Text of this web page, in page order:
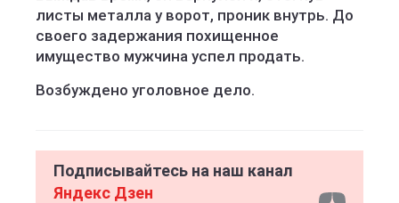
листы металла у ворот, проник внутрь. До
своего задержания похищенное
имущество мужчина успел продать.
Возбуждено уголовное дело.
Подписывайтесь на наш канал
Яндекс Дзен